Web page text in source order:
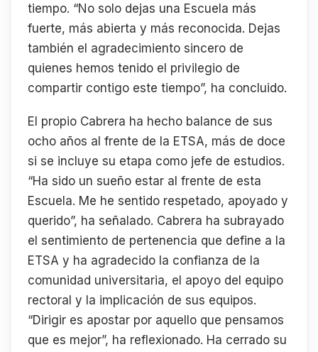
tiempo. “No solo dejas una Escuela más
fuerte, más abierta y más reconocida. Dejas
también el agradecimiento sincero de
quienes hemos tenido el privilegio de
compartir contigo este tiempo”, ha concluido.
El propio Cabrera ha hecho balance de sus
ocho años al frente de la ETSA, más de doce
si se incluye su etapa como jefe de estudios.
“Ha sido un sueño estar al frente de esta
Escuela. Me he sentido respetado, apoyado y
querido”, ha señalado. Cabrera ha subrayado
el sentimiento de pertenencia que define a la
ETSA y ha agradecido la confianza de la
comunidad universitaria, el apoyo del equipo
rectoral y la implicación de sus equipos.
“Dirigir es apostar por aquello que pensamos
que es mejor”, ha reflexionado. Ha cerrado su